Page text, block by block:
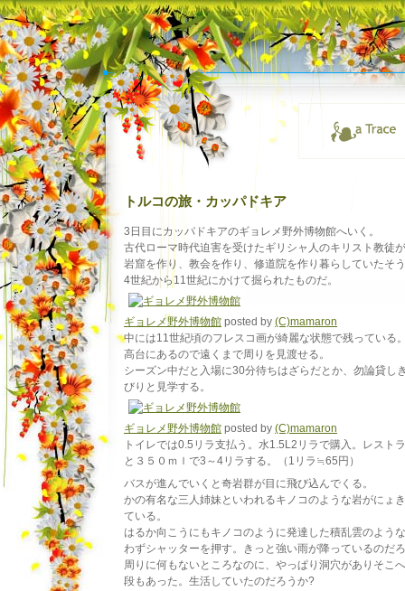
トルコの旅・カッパドキア
3日目にカッパドキアのギョレメ野外博物館へいく。
古代ローマ時代迫害を受けたギリシャ人のキリスト教徒
岩窟を作り、教会を作り、修道院を作り暮らしていたそ
4世紀から11世紀にかけて掘られたものだ。
ギョレメ野外博物館 posted by (C)mamaron
中には11世紀頃のフレスコ画が綺麗な状態で残っている
高台にあるので遠くまで周りを見渡せる。
シーズン中だと入場に30分待ちはざらだとか、勿論貸し
びりと見学する。
ギョレメ野外博物館 posted by (C)mamaron
トイレでは0.5リラ支払う。水1.5L2リラで購入。レスト
と３５０ｍｌで3～4リラする。（1リラ≒65円）
バスが進んでいくと奇岩群が目に飛び込んでくる。
かの有名な三人姉妹といわれるキノコのような岩がにょ
ている。
はるか向こうにもキノコのように発達した積乱雲のよう
わずシャッターを押す。きっと強い雨が降っているのだ
周りに何もないところなのに、やっぱり洞穴がありそこ
段もあった。生活していたのだろうか?